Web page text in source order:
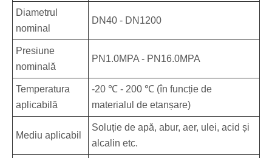
Diametrul
nominal
DN40 - DN1200
Presiune
nominală
PN1.0MPA - PN16.0MPA
Temperatura
aplicabilă
-20 ℃ - 200 ℃ (în funcție de
materialul de etanșare)
Mediu aplicabil
Soluție de apă, abur, aer, ulei, acid și
alcalin etc.